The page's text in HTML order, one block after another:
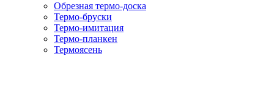
Обрезная термо-доска
Термо-бруски
Термо-имитация
Термо-планкен
Термоясень